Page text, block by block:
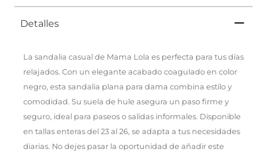
Detalles
La sandalia casual de Mama Lola es perfecta para tus días
relajados. Con un elegante acabado coagulado en color
negro, esta sandalia plana para dama combina estilo y
comodidad. Su suela de hule asegura un paso firme y
seguro, ideal para paseos o salidas informales. Disponible
en tallas enteras del 23 al 26, se adapta a tus necesidades
diarias. No dejes pasar la oportunidad de añadir este